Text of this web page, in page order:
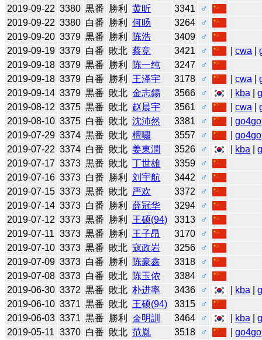
2019-09-22 3380 黒番 勝利 黄昕 3341
♂
2019-09-22 3380 白番 勝利 何旸 3264
♂
2019-09-20 3379 黒番 勝利 陈浩 3409
♂
2019-09-19 3379 白番 敗北 蔡竞 3421 ♂ |cwa |
2019-09-18 3379 黒番 勝利 陈一纯 3247
♂
2019-09-18 3379 白番 勝利 王泽宇 3178 ♂ |cwa |
2019-09-14 3379 黒番 敗北 金志錫 3566 ♂ kba |
2019-08-12 3375 黒番 敗北 赵晨宇 3561 ♂ |cwa |
2019-08-10 3375 白番 敗北 沈沛然 3381 ♂ |go4go
2019-07-29 3374 黒番 敗北 檀嘯 3557 ♂ |go4go
2019-07-22 3374 白番 敗北 姜東潤 3526 ♂ kba |
2019-07-17 3373 黒番 敗北 丁世雄 3359
♂
2019-07-16 3373 白番 勝利 刘宇航 3442
♂
2019-07-15 3373 黒番 敗北 严欢 3372
♂
2019-07-14 3373 白番 勝利 薛冠华 3294
♂
2019-07-12 3373 黒番 勝利 王硕(94) 3313
♂
2019-07-11 3373 黒番 勝利 王子昂 3170
♂
2019-07-10 3373 黒番 敗北 寇政岩 3256
♂
2019-07-09 3373 白番 勝利 陈豪鑫 3318
♂
2019-07-08 3373 白番 敗北 陈玉侬 3384
♂
2019-06-30 3372 黒番 敗北 朴进率 3436 ♂ kba |
2019-06-10 3371 黒番 敗北 王硕(94) 3315
♂
2019-06-03 3371 黒番 勝利 金明訓 3464 ♂ kba |
2019-05-11 3370 白番 敗北 范胤 3518 ♂ |go4go